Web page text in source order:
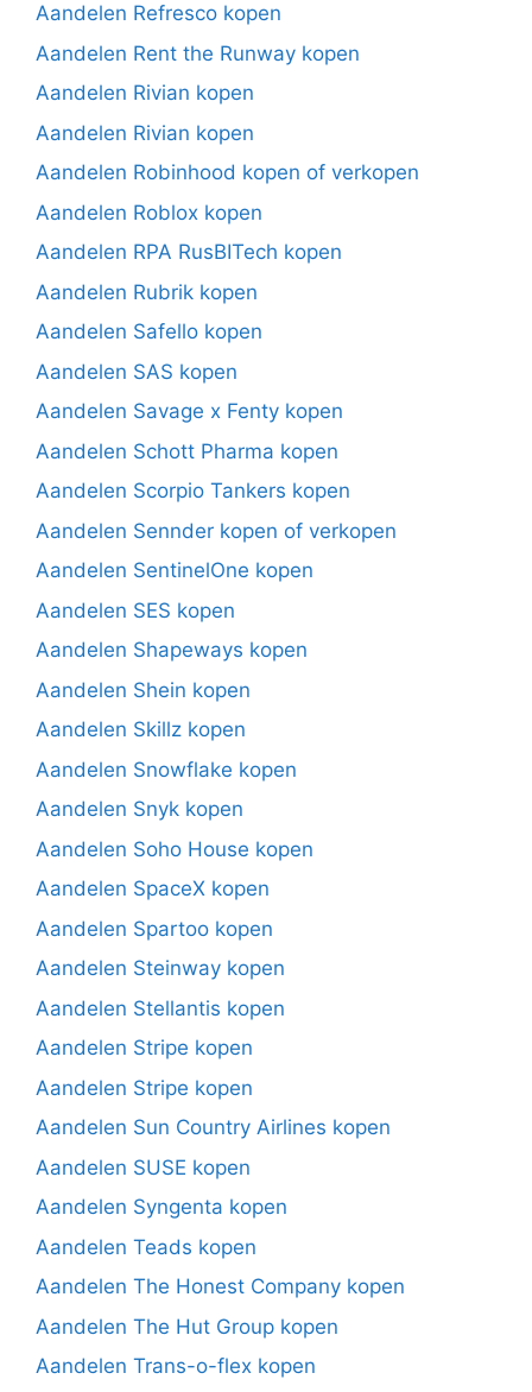
Aandelen Refresco kopen
Aandelen Rent the Runway kopen
Aandelen Rivian kopen
Aandelen Rivian kopen
Aandelen Robinhood kopen of verkopen
Aandelen Roblox kopen
Aandelen RPA RusBITech kopen
Aandelen Rubrik kopen
Aandelen Safello kopen
Aandelen SAS kopen
Aandelen Savage x Fenty kopen
Aandelen Schott Pharma kopen
Aandelen Scorpio Tankers kopen
Aandelen Sennder kopen of verkopen
Aandelen SentinelOne kopen
Aandelen SES kopen
Aandelen Shapeways kopen
Aandelen Shein kopen
Aandelen Skillz kopen
Aandelen Snowflake kopen
Aandelen Snyk kopen
Aandelen Soho House kopen
Aandelen SpaceX kopen
Aandelen Spartoo kopen
Aandelen Steinway kopen
Aandelen Stellantis kopen
Aandelen Stripe kopen
Aandelen Stripe kopen
Aandelen Sun Country Airlines kopen
Aandelen SUSE kopen
Aandelen Syngenta kopen
Aandelen Teads kopen
Aandelen The Honest Company kopen
Aandelen The Hut Group kopen
Aandelen Trans-o-flex kopen